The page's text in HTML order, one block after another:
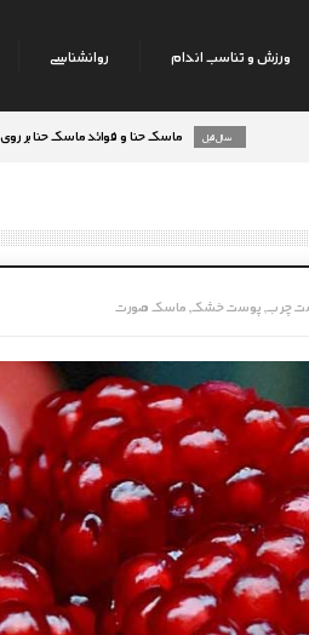
ورزش و تناسب اندام روانشناسی
ماسک حنا و فوائد ماسک حنا بر روی پوست صورت
چرب,پوست خشک,ماسک صورت